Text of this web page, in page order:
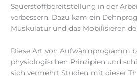
Sauerstoffbereitstellung in der
verbessern. Dazu kam ein
Muskulatur und das Mobilisieren
Diese Art von Aufwärmprogramm
physiologischen Prinzipien und
sich vermehrt Studien mit dieser